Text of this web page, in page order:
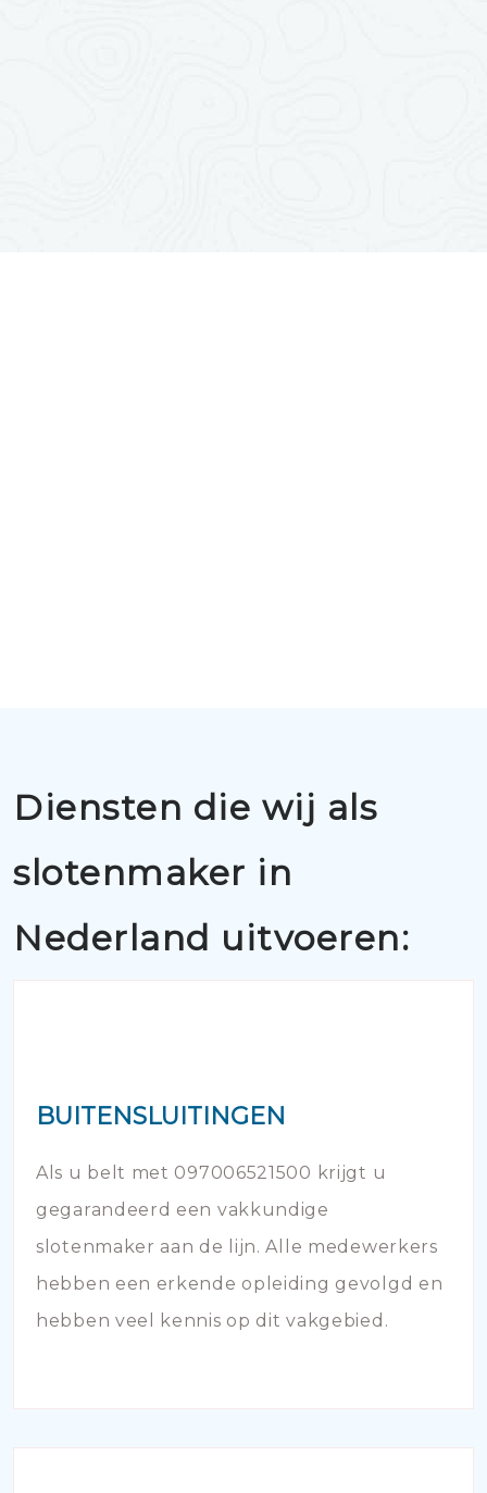
Diensten die wij als
slotenmaker in
Nederland uitvoeren:
BUITENSLUITINGEN
Als u belt met 097006521500 krijgt u
gegarandeerd een vakkundige
slotenmaker aan de lijn. Alle medewerkers
hebben een erkende opleiding gevolgd en
hebben veel kennis op dit vakgebied.